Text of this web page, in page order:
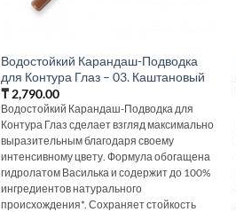
Водостойкий Карандаш-Подводка
для Контура Глаз – 03. Каштановый
₸ 2,790.00
Водостойкий Карандаш-Подводка для
Контура Глаз сделает взгляд максимально
выразительным благодаря своему
интенсивному цвету. Формула обогащена
гидролатом Василька и содержит до 100%
ингредиентов натурального
происхождения*. Сохраняет стойкость